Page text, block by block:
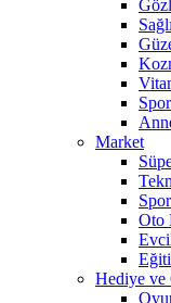
Spor
Market
Oto
Hediye ve